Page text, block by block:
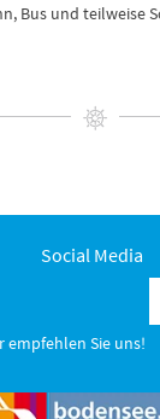
Bus und teilweise
Social Media
empfehlen Sie uns!